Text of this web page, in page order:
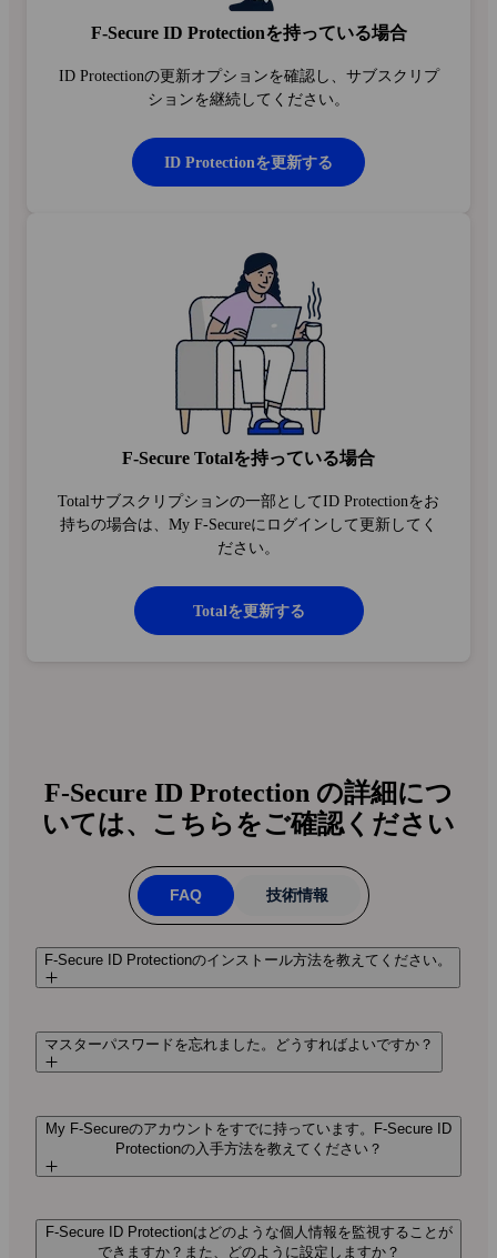
F‑Secure ID Protectionを持っている場合
ID Protectionの更新オプションを確認し、サブスクリプ
ションを継続してください。
ID Protectionを更新する
F‑Secure Totalを持っている場合
Totalサブスクリプションの一部としてID Protectionをお
持ちの場合は、My F‑Secureにログインして更新してく
ださい。
Totalを更新する
F‑Secure ID Protection の詳細につ
いては、こちらをご確認ください
FAQ 技術情報
F‑Secure ID Protectionのインストール方法を教えてください。
マスターパスワードを忘れました。どうすればよいですか？
My F‑Secureのアカウントをすでに持っています。F‑Secure ID
Protectionの入手方法を教えてください？
F‑Secure ID Protectionはどのような個人情報を監視することが
できますか？また、どのように設定しますか？